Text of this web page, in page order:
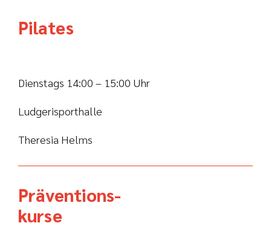
Pilates
Dienstags 14:00 – 15:00 Uhr
Ludgerisporthalle
Theresia Helms
Präventions-
kurse